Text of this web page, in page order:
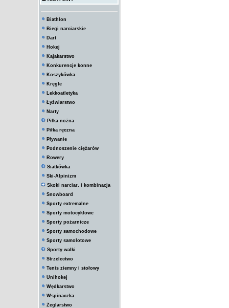
Biathlon
Biegi narciarskie
Dart
Hokej
Kajakarstwo
Konkurencje konne
Koszykówka
Kręgle
Lekkoatletyka
Łyżwiarstwo
Narty
Piłka nożna
Piłka ręczna
Pływanie
Podnoszenie ciężarów
Rowery
Siatkówka
Ski-Alpinizm
Skoki narciar. i kombinacja
Snowboard
Sporty extremalne
Sporty motocyklowe
Sporty pożarnicze
Sporty samochodowe
Sporty samolotowe
Sporty walki
Strzelectwo
Tenis ziemny i stołowy
Unihokej
Wędkarstwo
Wspinaczka
Żeglarstwo